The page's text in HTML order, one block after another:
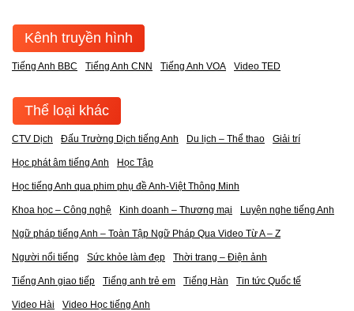
Kênh truyền hình
Tiếng Anh BBC Tiếng Anh CNN Tiếng Anh VOA Video TED
Thể loại khác
CTV Dịch Đấu Trường Dịch tiếng Anh Du lịch – Thể thao Giải trí
Học phát âm tiếng Anh Học Tập
Học tiếng Anh qua phim phụ đề Anh-Việt Thông Minh
Khoa học – Công nghệ Kinh doanh – Thương mại Luyện nghe tiếng Anh
Ngữ pháp tiếng Anh – Toàn Tập Ngữ Pháp Qua Video Từ A – Z
Người nổi tiếng Sức khỏe làm đẹp Thời trang – Điện ảnh
Tiếng Anh giao tiếp Tiếng anh trẻ em Tiếng Hàn Tin tức Quốc tế
Video Hài Video Học tiếng Anh